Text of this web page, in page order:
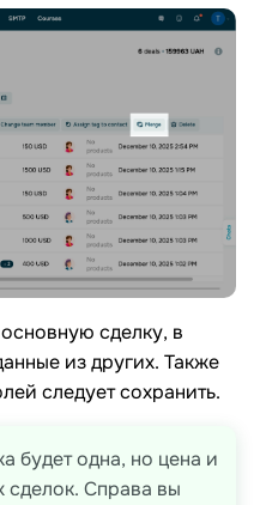
сделку, в
из других. Также
следует сохранить.
будет одна, но цена и
сделок. Справа вы